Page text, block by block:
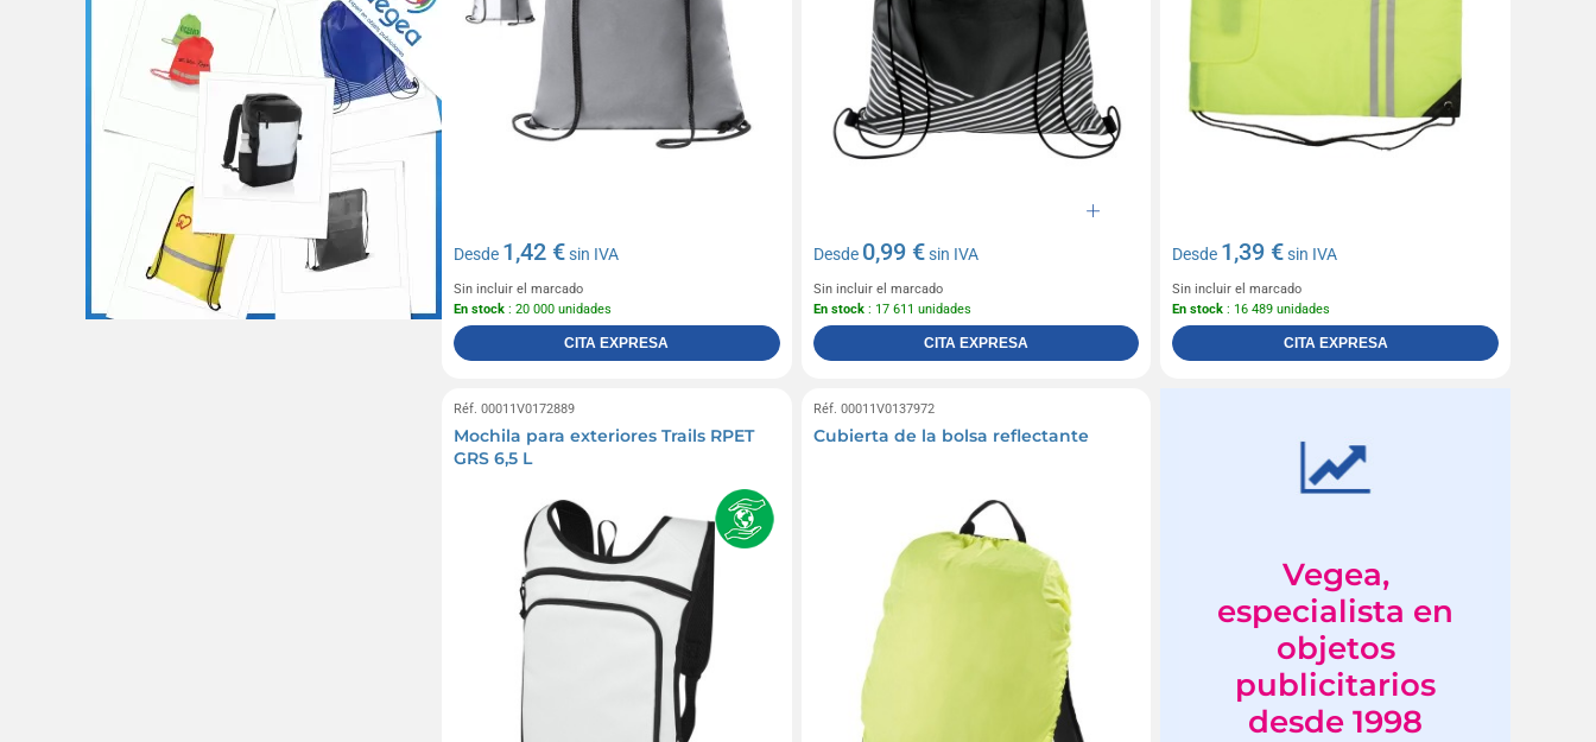
Desde 1,42 €sin IVA
Sin incluir el marcado
En stock : 20 000 unidades
CITA EXPRESA
Desde 0,99 €sin IVA
Sin incluir el marcado
En stock: 17 611 unidades
CITA EXPRESA
Desde 1,39 €sin IVA
Sin incluir el marcado
En stock : 16 489 unidades
CITA EXPRESA
Réf. 00011V0172889
Mochila para exteriores Trails RPET
GRS 6,5 L
Réf. 00011V0137972
Cubierta de la bolsa reflectante
Vegea,
especialista en
objetos
publicitarios
desde 1998